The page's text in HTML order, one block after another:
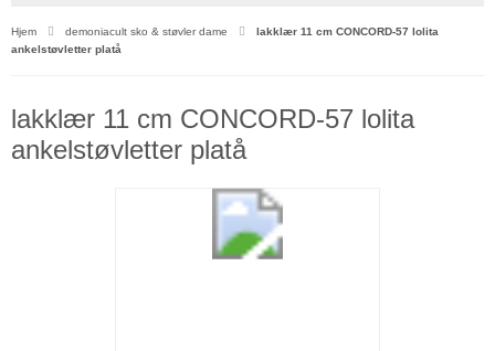
Hjem demoniacult sko & støvler dame
lakklær 11 cm CONCORD-57 lolita
ankelstøvletter platå
lakklær 11 cm CONCORD-57 lolita
ankelstøvletter platå